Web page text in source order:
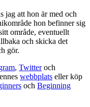
jag att hon är med och
hon befinner sig
område, eventuellt
och skicka det
gör.
, Twitteroch
webbplats eller köp
och Beginning